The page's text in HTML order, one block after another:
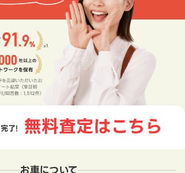
お車について